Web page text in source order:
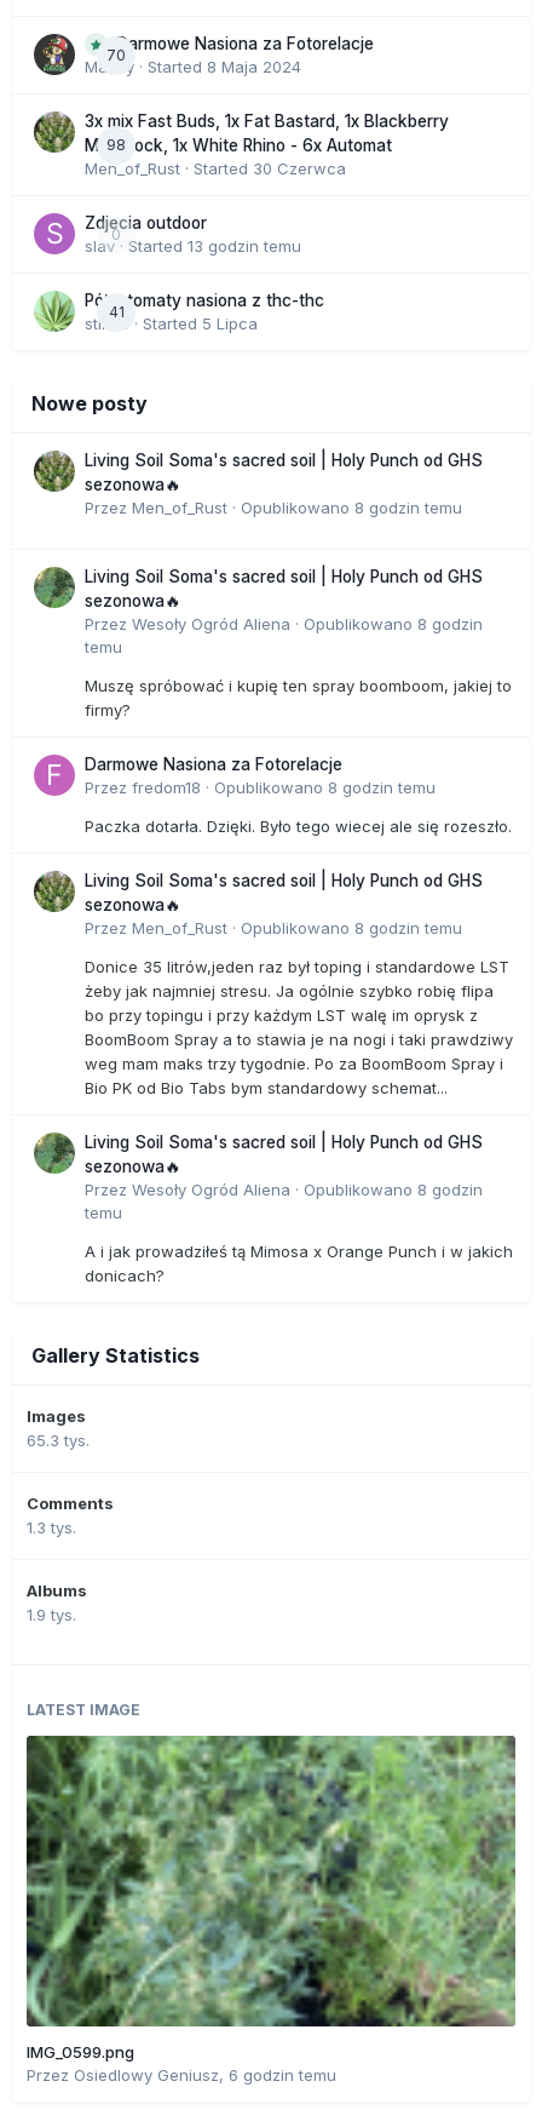
70
Darmowe Nasiona za Fotorelacje
Macky · Started 8 Maja 2024
98
3x mix Fast Buds, 1x Fat Bastard, 1x Blackberry
Moonrock, 1x White Rhino - 6x Automat
Men_of_Rust · Started 30 Czerwca
0
Zdjecia outdoor
slav· Started 13 godzin temu
41
Półautomaty nasiona z thc-thc
stix33 · Started 5 Lipca
Nowe posty
Living Soil Soma's sacred soil | Holy Punch od GHS
sezonowa🔥
Przez Men_of_Rust · Opublikowano 8 godzin temu
Living Soil Soma's sacred soil | Holy Punch od GHS
sezonowa🔥
Przez Wesoły Ogród Aliena · Opublikowano 8 godzin
temu
Muszę spróbować i kupię ten spray boomboom, jakiej to
firmy?
Darmowe Nasiona za Fotorelacje
Przez fredom18 · Opublikowano 8 godzin temu
Paczka dotarła. Dzięki. Było tego wiecej ale się rozeszło.
Living Soil Soma's sacred soil | Holy Punch od GHS
sezonowa🔥
Przez Men_of_Rust · Opublikowano 8 godzin temu
Donice 35 litrów,jeden raz był toping i standardowe LST
żeby jak najmniej stresu. Ja ogólnie szybko robię flipa
bo przy topingu i przy każdym LST walę im oprysk z
BoomBoom Spray a to stawia je na nogi i taki prawdziwy
weg mam maks trzy tygodnie. Po za BoomBoom Spray i
Bio PK od Bio Tabs bym standardowy schemat...
Living Soil Soma's sacred soil | Holy Punch od GHS
sezonowa🔥
Przez Wesoły Ogród Aliena · Opublikowano 8 godzin
temu
A i jak prowadziłeś tą Mimosa x Orange Punch i w jakich
donicach?
Gallery Statistics
Images
65.3 tys.
Comments
1.3 tys.
Albums
1.9 tys.
LATEST IMAGE
IMG_0599.png
Przez Osiedlowy Geniusz, 6 godzin temu